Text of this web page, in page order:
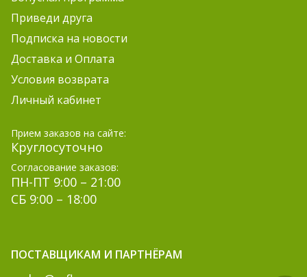
Приведи друга
Подписка на новости
Доставка и Оплата
Условия возврата
Личный кабинет
Прием заказов на сайте:
Круглосуточно
Согласование заказов:
ПН-ПТ 9:00 – 21:00
СБ 9:00 – 18:00
ПОСТАВЩИКАМ И ПАРТНЁРАМ